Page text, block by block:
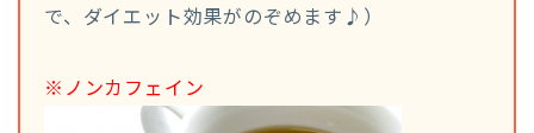
で、ダイエット効果がのぞめます♪）
※ノンカフェイン